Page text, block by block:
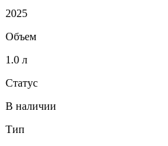
2025
Объем
1.0 л
Статус
В наличии
Тип